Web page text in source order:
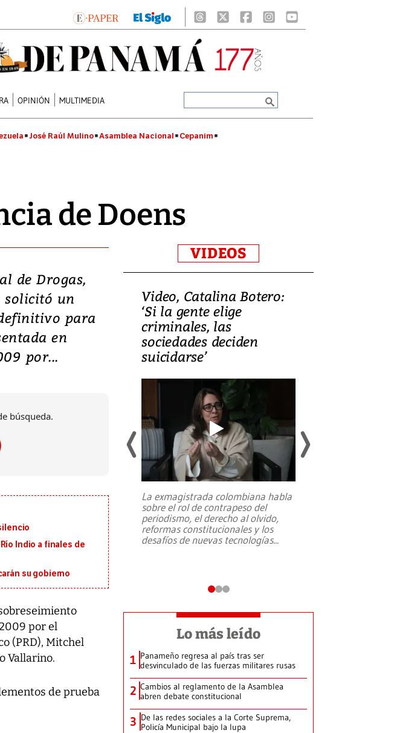
OPINIÓN MULTIMEDIA
José Raúl Mulino Asamblea Nacional Cepanim
de Doens
de Drogas,
solicitó un
para
en
por...
búsqueda.
Indio a finales de
su gobierno
por el
(PRD), Mitchel
Vallarino.
de prueba
VIDEOS
Terremoto
y graves
Kumamoto
provocando una
Video, Catalina Botero:
‘Si la gente elige
criminales, las
sociedades deciden
suicidarse’
La exmagistrada colombiana habla
sobre el rol de contrapeso del
periodismo, el derecho al olvido,
reformas constitucionales y los
desafíos de nuevas tecnologías...
Lo más leído
1 Panameño regresa al país tras ser
desvinculado de las fuerzas militares rusas
2 Cambios al reglamento de la Asamblea
abren debate constitucional
3 De las redes sociales a la Corte Suprema,
Policía Municipal bajo la lupa